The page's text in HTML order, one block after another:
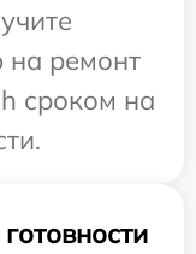
ремонт
сроком на